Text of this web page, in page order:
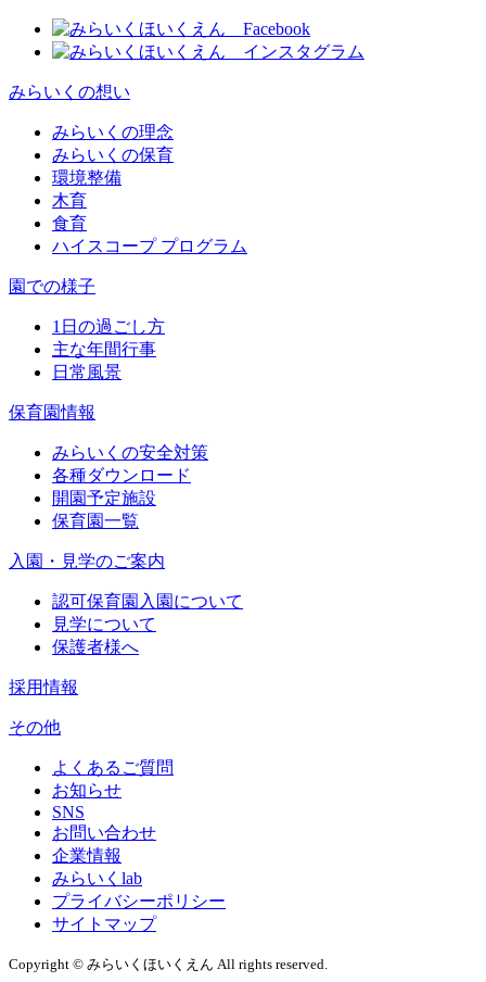
みらいくの想い
みらいくの理念
みらいくの保育
環境整備
木育
食育
ハイスコープ プログラム
園での様子
1日の過ごし方
主な年間行事
日常風景
保育園情報
みらいくの安全対策
各種ダウンロード
開園予定施設
保育園一覧
入園・見学のご案内
認可保育園入園について
見学について
保護者様へ
採用情報
その他
よくあるご質問
お知らせ
SNS
お問い合わせ
企業情報
みらいくlab
プライバシーポリシー
サイトマップ
Copyright © みらいくほいくえん All rights reserved.